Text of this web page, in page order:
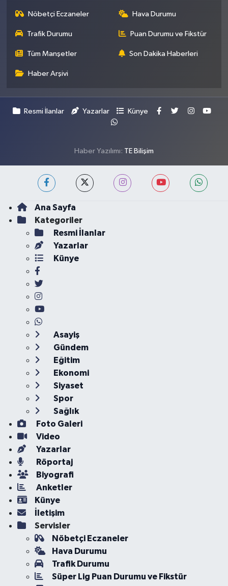
Nöbetçi Eczaneler Hava Durumu
Trafik Durumu Puan Durumu ve Fikstür
Tüm Manşetler Son Dakika Haberleri
Haber Arşivi
Resmi İlanlar Yazarlar Künye
Haber Yazılımı: TE Bilişim
Ana Sayfa
Kategoriler
Resmi İlanlar
Yazarlar
Künye
Asayiş
Gündem
Eğitim
Ekonomi
Siyaset
Spor
Sağlık
Foto Galeri
Video
Yazarlar
Röportaj
Biyografi
Anketler
Künye
İletişim
Servisler
Nöbetçi Eczaneler
Hava Durumu
Trafik Durumu
Süper Lig Puan Durumu ve Fikstür